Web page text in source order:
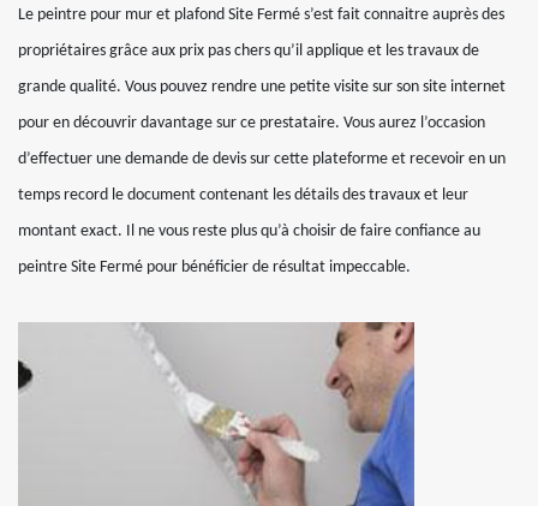
Le peintre pour mur et plafond Site Fermé s’est fait connaitre auprès des
propriétaires grâce aux prix pas chers qu’il applique et les travaux de
grande qualité. Vous pouvez rendre une petite visite sur son site internet
pour en découvrir davantage sur ce prestataire. Vous aurez l’occasion
d’effectuer une demande de devis sur cette plateforme et recevoir en un
temps record le document contenant les détails des travaux et leur
montant exact. Il ne vous reste plus qu’à choisir de faire confiance au
peintre Site Fermé pour bénéficier de résultat impeccable.